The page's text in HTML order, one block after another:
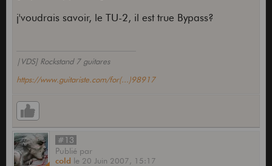
j'voudrais savoir, le TU-2, il est true Bypass?
|VDS] Rockstand 7 guitares
https://www.guitariste.com/for(...)98917
#13
Publié par
cold le 20 Juin 2007, 15:17